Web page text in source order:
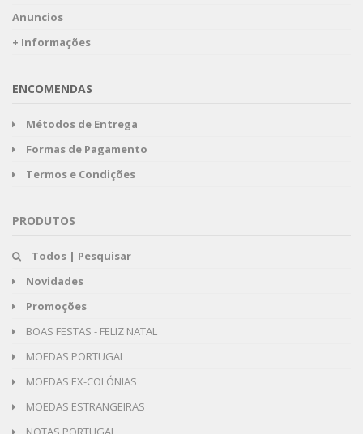
Anuncios
+ Informações
ENCOMENDAS
Métodos de Entrega
Formas de Pagamento
Termos e Condições
PRODUTOS
Todos | Pesquisar
Novidades
Promoções
BOAS FESTAS - FELIZ NATAL
MOEDAS PORTUGAL
MOEDAS EX-COLÓNIAS
MOEDAS ESTRANGEIRAS